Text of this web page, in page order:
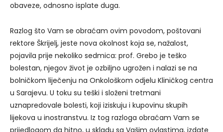
obaveze, odnosno isplate duga.
Razlog što Vam se obraćam ovim povodom, poštovani
rektore Škrijelj, jeste nova okolnost koja se, nažalost,
pojavila prije nekoliko sedmica: prof. Grebo je teško
bolestan, njegov život je ozbiljno ugrožen i nalazi se na
bolničkom liječenju na Onkološkom odjelu Kliničkog centra
u Sarajevu. U toku su teški i složeni tretmani
uznapredovale bolesti, koji iziskuju i kupovinu skupih
lijekova u inostranstvu. Iz tog razloga obraćam Vam se